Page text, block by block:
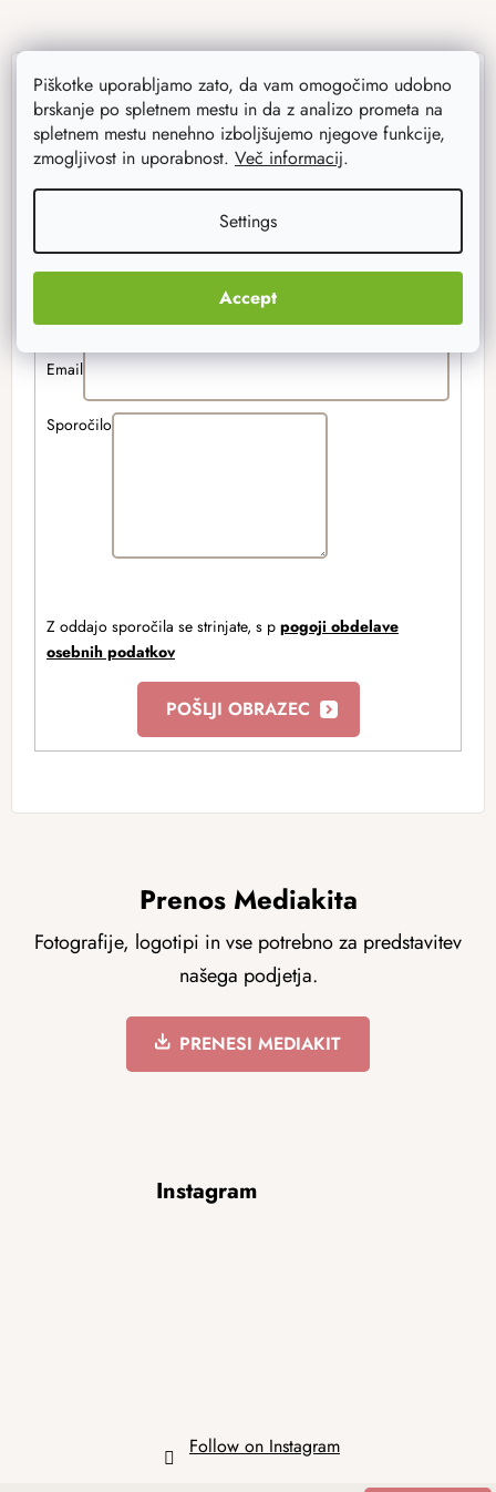
Piškotke uporabljamo zato, da vam omogočimo udobno
brskanje po spletnem mestu in da z analizo prometa na
spletnem mestu nenehno izboljšujemo njegove funkcije,
zmogljivost in uporabnost. Več informacij.
Settings
Accept
Imate kakršnokoli
vprašanje? Pišite nam
Email
Sporočilo
Z oddajo sporočila se strinjate, s p pogoji obdelave
osebnih podatkov
Prenos Mediakita
Fotografije, logotipi in vse potrebno za predstavitev
našega podjetja.
PRENESI MEDIAKIT
Instagram
Follow on Instagram